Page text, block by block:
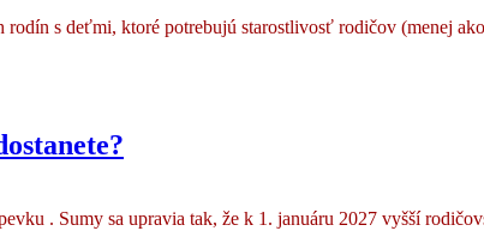
s deťmi, ktoré potrebujú starostlivosť rodičov (menej
. Sumy sa upravia tak, že k 1. januáru 2027 vyšší